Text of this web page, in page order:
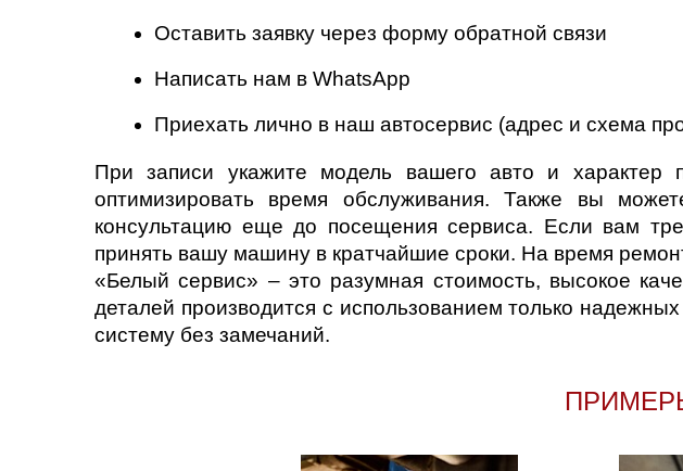
Оставить заявку через форму обратной связи
Написать нам в WhatsApp
Приехать лично в наш автосервис (адрес и схема
При записи укажите модель вашего авто и
оптимизировать время обслуживания. Также вы
консультацию еще до посещения сервиса. Если вам
принять вашу машину в кратчайшие сроки. На время
«Белый сервис» – это разумная стоимость, высокое
деталей производится с использованием только
систему без замечаний.